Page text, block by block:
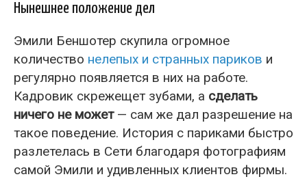
Нынешнее положение дел
Эмили Беншотер скупила огромное
количество нелепых и странных париков и
регулярно появляется в них на работе.
Кадровик скрежещет зубами, а сделать
ничего не может— сам же дал разрешение на
такое поведение. История с париками быстро
разлетелась в Сети благодаря фотографиям
самой Эмили и удивленных клиентов фирмы.